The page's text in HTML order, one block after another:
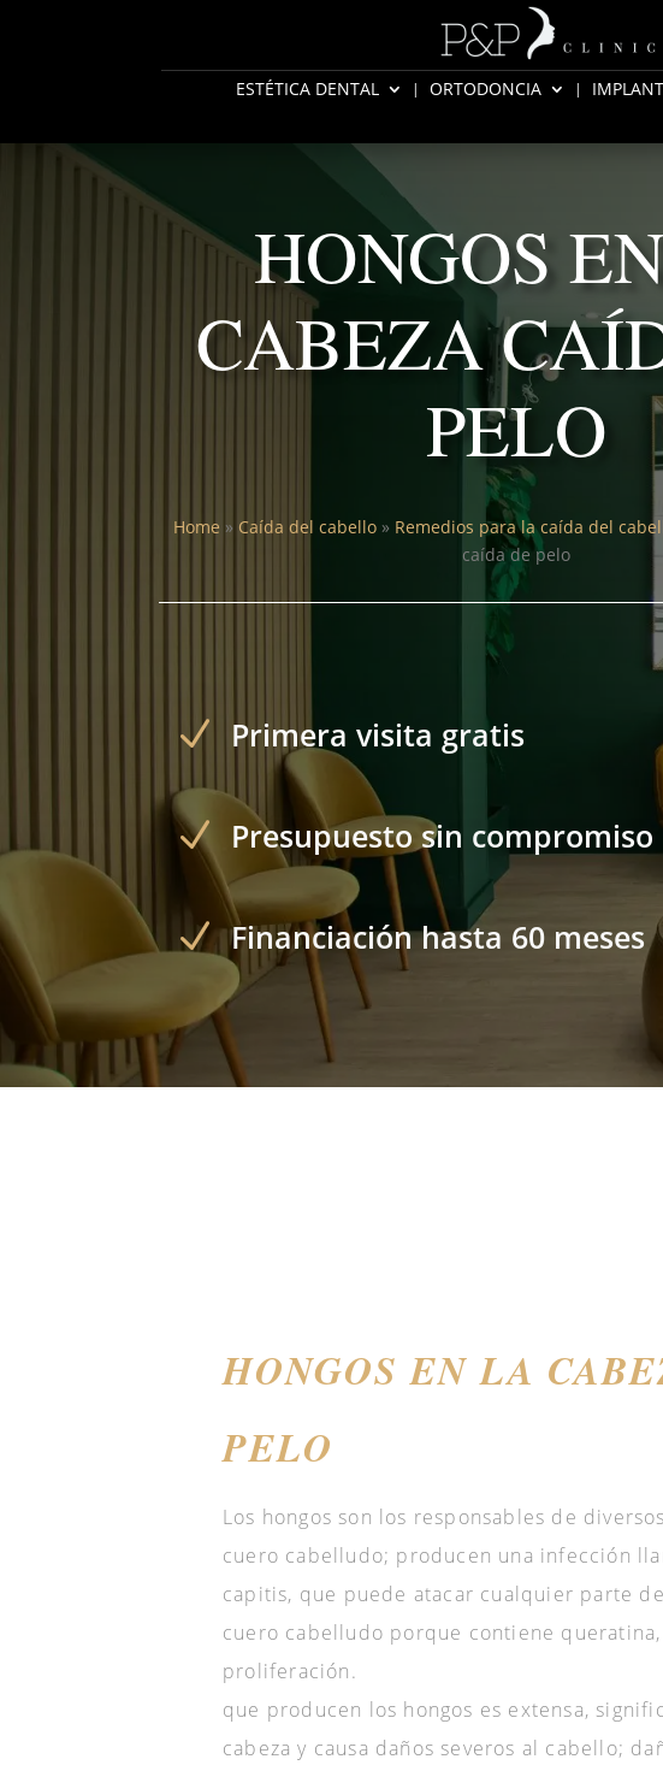
ESTÉTICA DENTAL ORTODONCIA
HONGOS
CABEZA
PELO
Home » Caída del cabello» Remedios para la caída del
caída de pelo
N Primera visita gratis
N Presupuesto sin compromiso
N Financiación hasta 60 meses
HONGOS EN LA
PELO
Los hongos son los responsables de
cuero cabelludo; producen una infección
capitis, que puede atacar cualquier parte
cuero cabelludo porque contiene
proliferación.
que producen los hongos es extensa,
cabeza y causa daños severos al cabello;